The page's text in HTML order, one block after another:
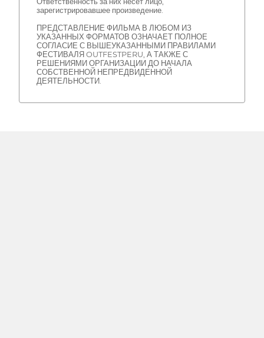
зарегистрировавшее произведение.
ПРЕДСТАВЛЕНИЕ ФИЛЬМА В ЛЮБОМ ИЗ
УКАЗАННЫХ ФОРМАТОВ ОЗНАЧАЕТ ПОЛНОЕ
СОГЛАСИЕ С ВЫШЕУКАЗАННЫМИ ПРАВИЛАМИ
ФЕСТИВАЛЯ OUTFESTPERU, А ТАКЖЕ С
РЕШЕНИЯМИ ОРГАНИЗАЦИИ ДО НАЧАЛА
СОБСТВЕННОЙ НЕПРЕДВИДЕННОЙ
ДЕЯТЕЛЬНОСТИ.